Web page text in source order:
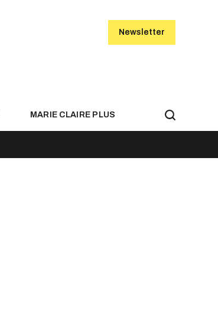
Newsletter
MARIE CLAIRE PLUS